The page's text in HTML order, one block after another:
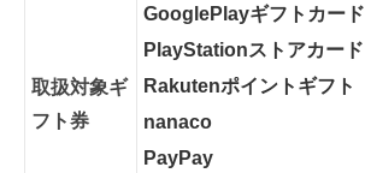
取扱対象ギ
フト券
GooglePlayギフトカード
PlayStationストアカード
Rakutenポイントギフト
nanaco
PayPay